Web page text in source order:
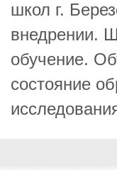
школ г.
внедрении.
обучение.
состояние